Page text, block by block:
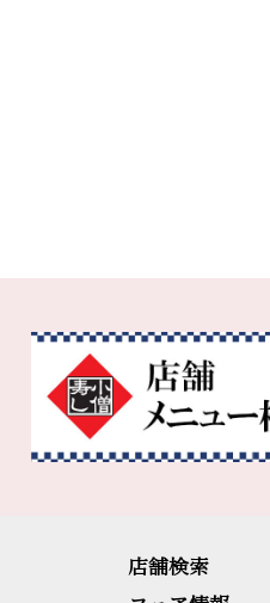
店舗検索